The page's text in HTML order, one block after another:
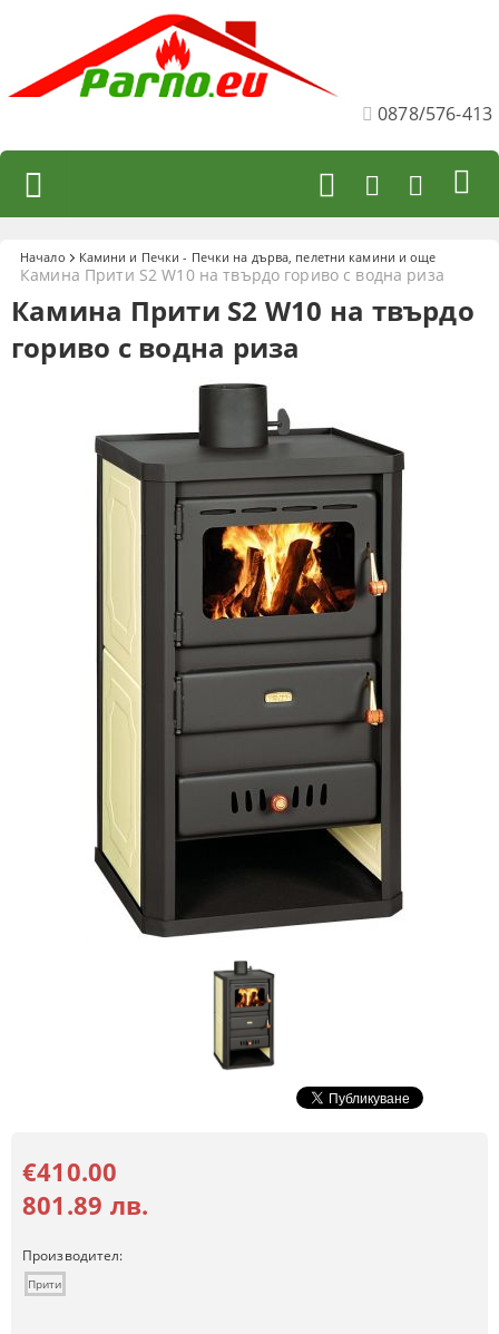
0878/576-413
Начало Камини и Печки - Печки на дърва, пелетни камини и още
Камина Прити S2 W10 на твърдо гориво с водна риза
Камина Прити S2 W10 на твърдо
гориво с водна риза
€410.00
801.89 лв.
Производител:
Прити